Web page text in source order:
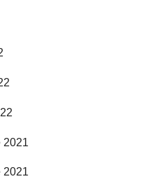
2021
2021